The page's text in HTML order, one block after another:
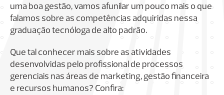
uma boa gestão, vamos afunilar um pouco mais o que
falamos sobre as competências adquiridas nessa
graduação tecnóloga de alto padrão.
Que tal conhecer mais sobre as atividades
desenvolvidas pelo profissional de processos
gerenciais nas áreas de marketing, gestão financeira
e recursos humanos? Confira: